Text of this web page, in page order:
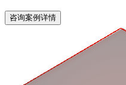
咨询案例详情